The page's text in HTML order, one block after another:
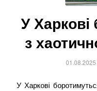
У
з
01.08.2025
У Харкові